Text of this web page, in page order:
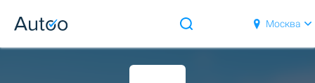
Москва